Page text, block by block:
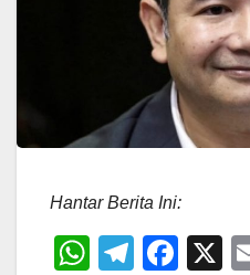
Hantar Berita Ini:
W
T
F
X